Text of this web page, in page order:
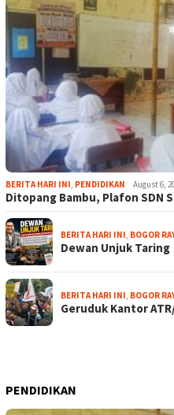
BERITA HARI INI PENDIDIKAN August 6,
Ditopang Bambu, Plafon SDN
BERITA HARI INI BOGOR
Dewan Unjuk Taring
BERITA HARI INI BOGOR
Geruduk Kantor
PENDIDIKAN